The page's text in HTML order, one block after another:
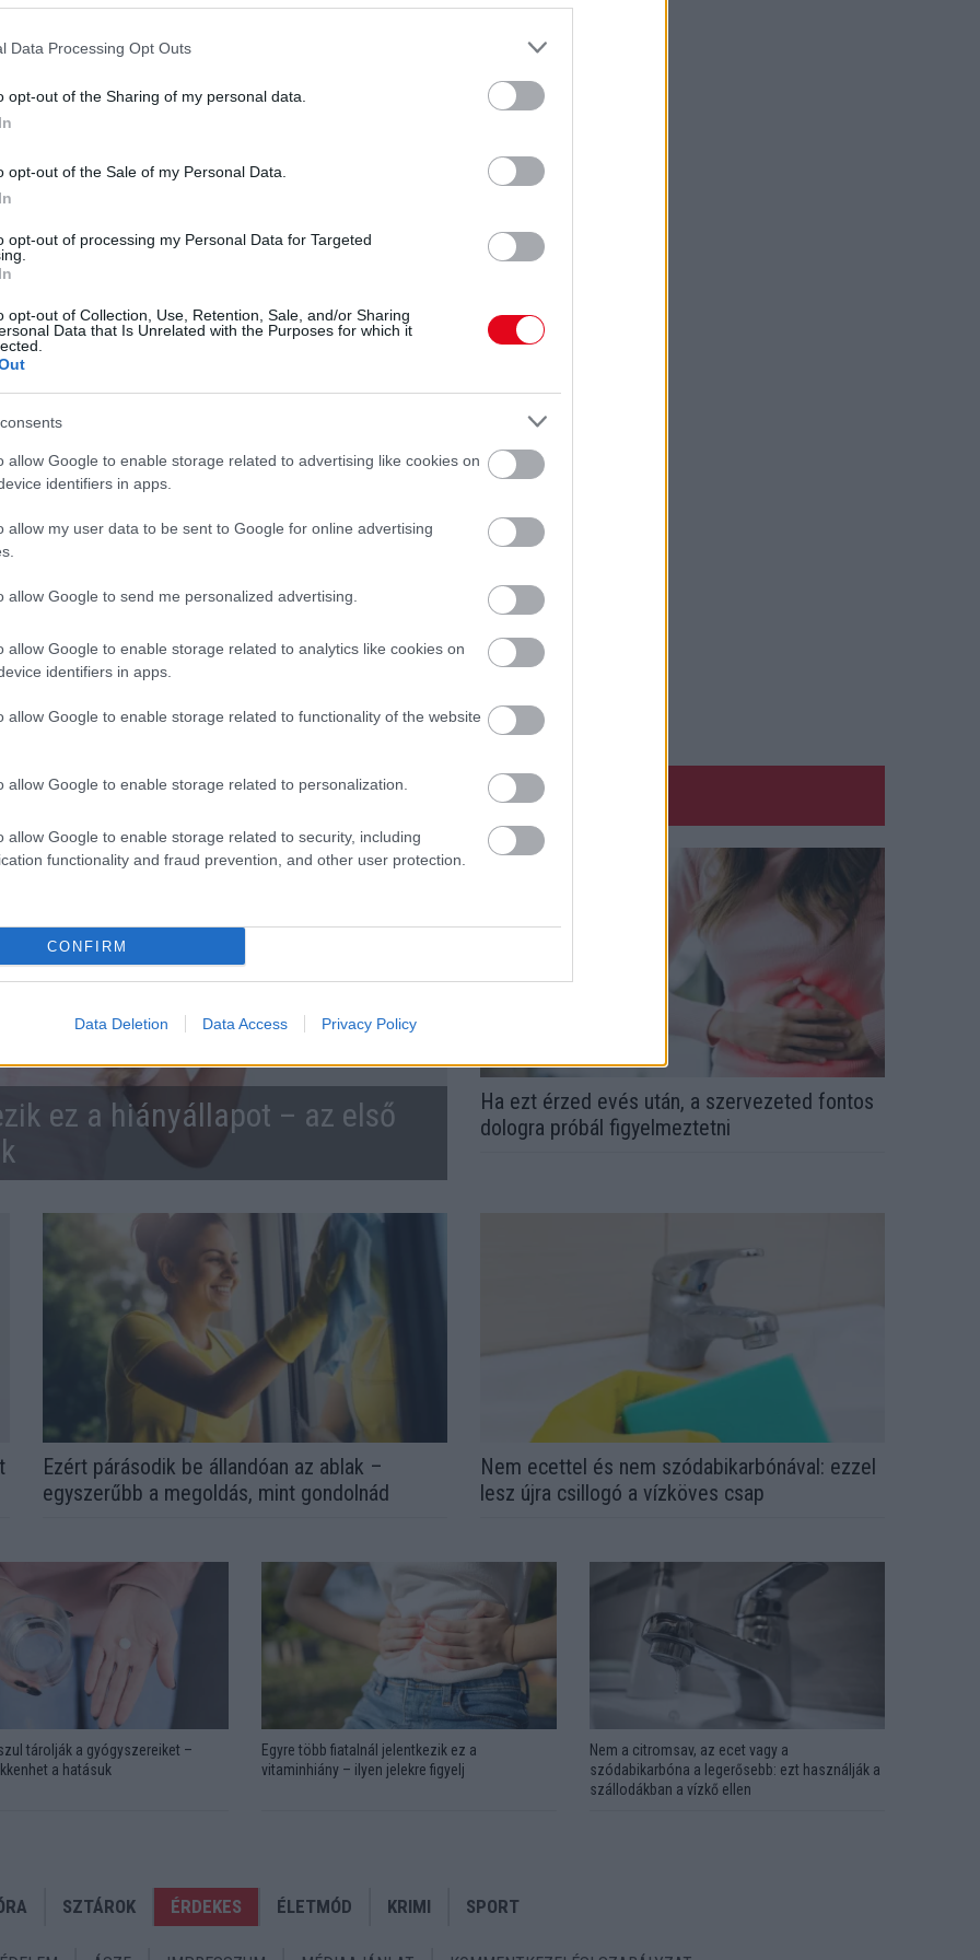
Data Processing Opt Outs
opt-out of the Sharing of my personal data.
opt-out of the Sale of my Personal Data.
opt-out of processing my Personal Data for Targeted
opt-out of Collection, Use, Retention, Sale, and/or Sharing
Data that Is Unrelated with the Purposes for which it
allow Google to enable storage related to advertising like cookies on
identifiers in apps.
allow my user data to be sent to Google for online advertising
allow Google to send me personalized advertising.
allow Google to enable storage related to analytics like cookies on
identifiers in apps.
allow Google to enable storage related to functionality of the website
allow Google to enable storage related to personalization.
allow Google to enable storage related to security, including
functionality and fraud prevention, and other user protection.
CONFIRM
Data Deletion Data Access Privacy Policy
a folytatásért!
ez a hiányállapot – az első
Ha ezt érzed evés után, a szervezeted fontos
dologra próbál figyelmeztetni
Ezért párásodik be állandóan az ablak –
egyszerűbb a megoldás, mint gondolnád
Nem ecettel és nem szódabikarbónával: ezzel
lesz újra csillogó a vízköves csap
tárolják a gyógyszereiket –
a hatásuk
Egyre több fiatalnál jelentkezik ez a
vitaminhiány – ilyen jelekre figyelj
Nem a citromsav, az ecet vagy a
szódabikarbóna a legerősebb: ezt használják a
szállodákban a vízkő ellen
SZTÁROK ÉRDEKES ÉLETMÓD KRIMI SPORT